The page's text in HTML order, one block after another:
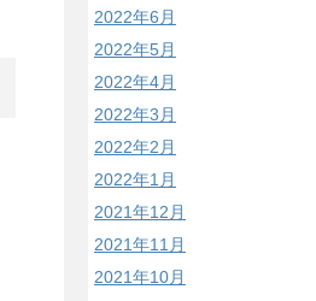
2022年6月
2022年5月
2022年4月
2022年3月
2022年2月
2022年1月
2021年12月
2021年11月
2021年10月